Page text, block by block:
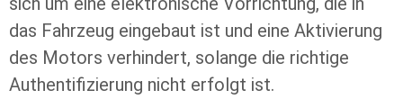
das Fahrzeug eingebaut ist und eine Aktivierung
des Motors verhindert, solange die richtige
Authentifizierung nicht erfolgt ist.